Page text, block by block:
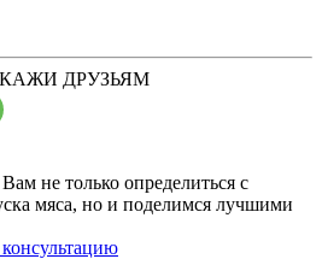
ДРУЗЬЯМ
не только определиться с
мяса, но и поделимся лучшими
консультацию